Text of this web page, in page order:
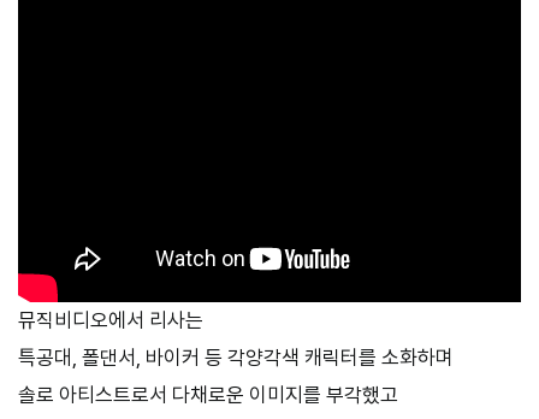
뮤직비디오에서 리사는
특공대, 폴댄서, 바이커 등 각양각색 캐릭터를 소화하며
솔로 아티스트로서 다채로운 이미지를 부각했고